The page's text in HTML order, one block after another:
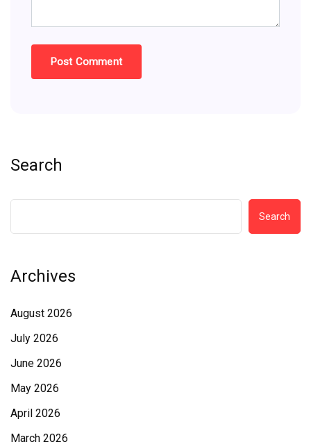
Search
Search
Archives
August 2026
July 2026
June 2026
May 2026
April 2026
March 2026